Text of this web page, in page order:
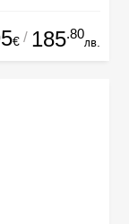
€ / 185.80
лв.